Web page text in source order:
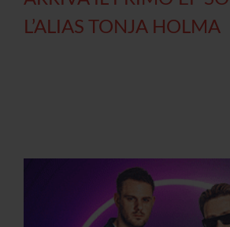
L’ALIAS TONJA HOLMA